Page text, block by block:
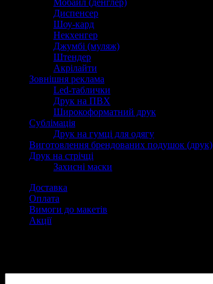
Мобайл (денглер)
Диспенсер
Шоу-кард
Некхенгер
Джумбі (муляж)
Штендер
Акрілайти
Зовнішня реклама
Led-таблички
Друк на ПВХ
Широкоформатний друк
Сублімація
Друк на гумці для одягу
Виготовлення брендованих подушок (друк)
Друк на стрічці
Захисні маски
Доставка
Оплата
Вимоги до макетів
Акції